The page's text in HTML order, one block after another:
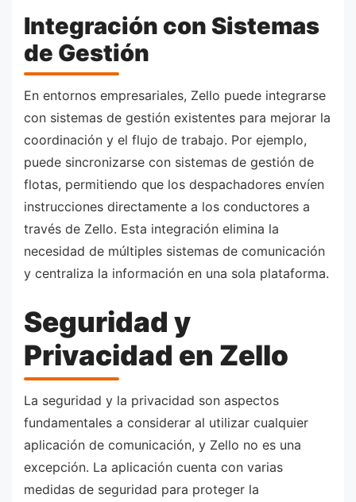
Integración con Sistemas
de Gestión
En entornos empresariales, Zello puede integrarse
con sistemas de gestión existentes para mejorar la
coordinación y el flujo de trabajo. Por ejemplo,
puede sincronizarse con sistemas de gestión de
flotas, permitiendo que los despachadores envíen
instrucciones directamente a los conductores a
través de Zello. Esta integración elimina la
necesidad de múltiples sistemas de comunicación
y centraliza la información en una sola plataforma.
Seguridad y
Privacidad en Zello
La seguridad y la privacidad son aspectos
fundamentales a considerar al utilizar cualquier
aplicación de comunicación, y Zello no es una
excepción. La aplicación cuenta con varias
medidas de seguridad para proteger la